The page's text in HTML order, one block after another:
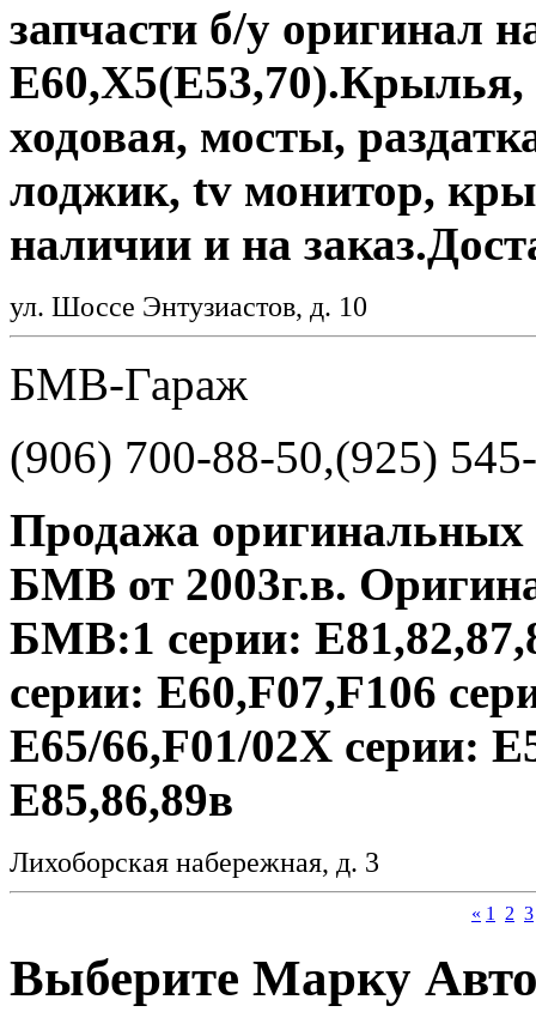
запчасти б/у оригинал
Е60,Х5(Е53,70).Крылья,
ходовая, мосты,
лоджик, tv монитор,
наличии и на
ул. Шоссе Энтузиастов, д. 10
БМВ-Гараж
(906) 700-88-50,(925)
Продажа оригинальных
БМВ от 2003г.в.
БМВ:1 серии:
серии: Е60,F07,F106
Е65/66,F01/02X серии:
Е85,86,89в
Лихоборская набережная, д. 3
« 1 2 3
Выберите Марку